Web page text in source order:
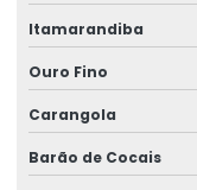
Itamarandiba
Ouro Fino
Carangola
Barão de Cocais